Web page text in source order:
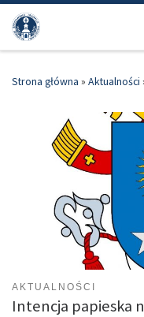
Przejdź do treści
Strona główna » Aktualności
AKTUALNOŚCI
Intencja papieska